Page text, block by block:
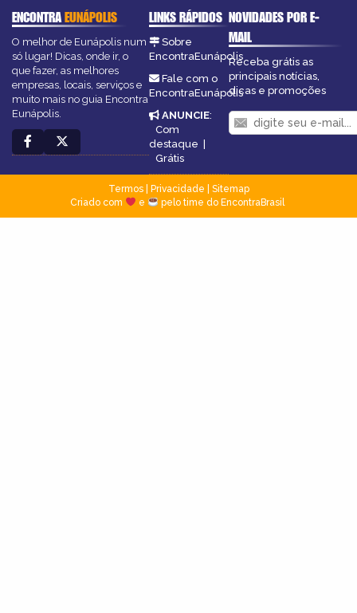
ENCONTRAEUNÁPOLIS
O melhor de Eunápolis num
só lugar! Dicas, onde ir, o
que fazer, as melhores
empresas, locais, serviços e
muito mais no guia Encontra
Eunápolis.
LINKS RÁPIDOS
Sobre
EncontraEunápolis
Fale com o
EncontraEunápolis
ANUNCIE:
Com
destaque |
Grátis
NOVIDADES POR E-
MAIL
Receba grátis as
principais notícias,
dicas e promoções
Termos| Privacidade
Sitemap
Criado com
e pelo time do EncontraBrasil